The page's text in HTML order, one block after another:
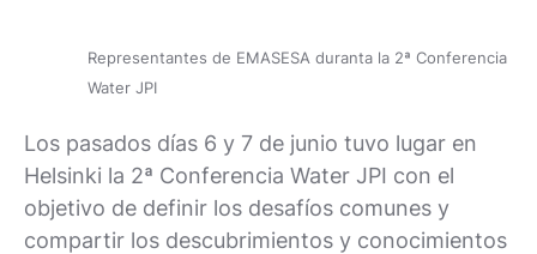
Representantes de EMASESA duranta la 2ª Conferencia
Water JPI
Los pasados días 6 y 7 de junio tuvo lugar en
Helsinki la 2ª Conferencia Water JPI con el
objetivo de definir los desafíos comunes y
compartir los descubrimientos y conocimientos